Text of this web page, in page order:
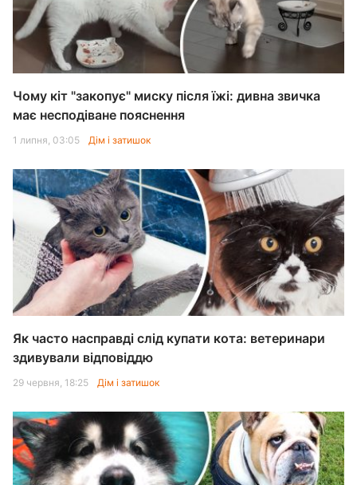
Чому кіт "закопує" миску після їжі: дивна звичка
має несподіване пояснення
1 липня, 03:05 Дім і затишок
Як часто насправді слід купати кота: ветеринари
здивували відповіддю
29 червня, 18:25 Дім і затишок